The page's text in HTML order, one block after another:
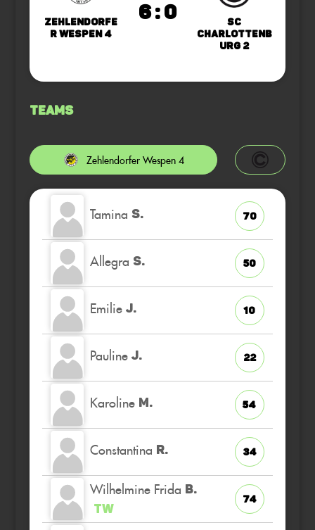
Zehlendorfe
r Wespen 4
6 : 0
SC
Charlottenb
urg 2
Teams
Zehlendorfer Wespen 4
Tamina S. 70
Allegra S. 50
Emilie J. 10
Pauline J. 22
Karoline M. 54
Constantina R. 34
Wilhelmine Frida B.
TW
74